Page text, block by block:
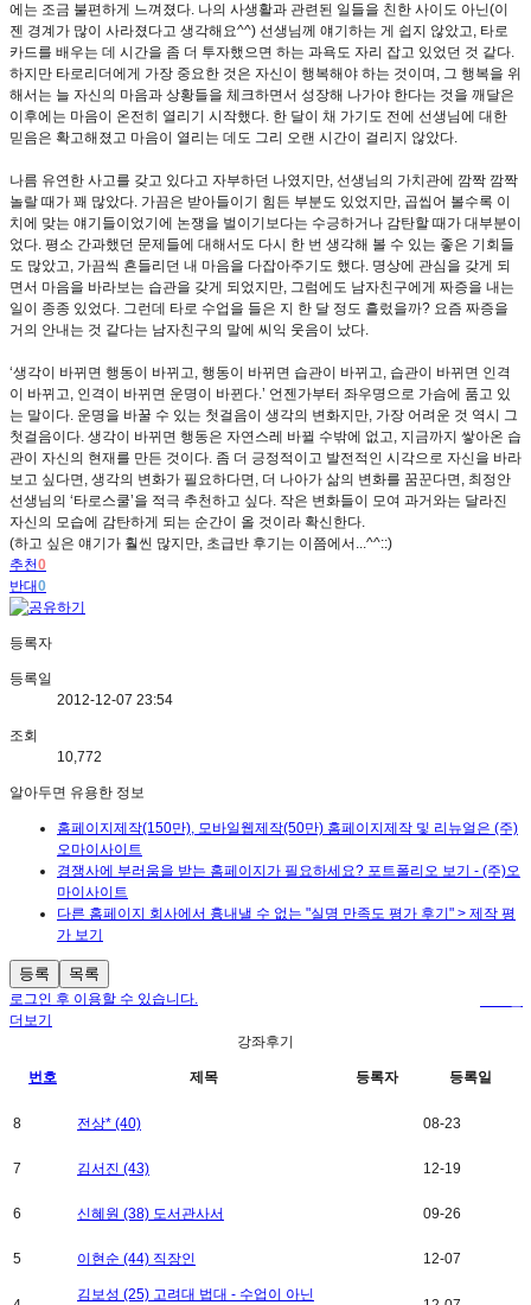
에는 조금 불편하게 느껴졌다. 나의 사생활과 관련된 일들을 친한 사이도 아닌(이
젠 경계가 많이 사라졌다고 생각해요^^) 선생님께 얘기하는 게 쉽지 않았고, 타로
카드를 배우는 데 시간을 좀 더 투자했으면 하는 과욕도 자리 잡고 있었던 것 같다.
하지만 타로리더에게 가장 중요한 것은 자신이 행복해야 하는 것이며, 그 행복을 위
해서는 늘 자신의 마음과 상황들을 체크하면서 성장해 나가야 한다는 것을 깨달은
이후에는 마음이 온전히 열리기 시작했다. 한 달이 채 가기도 전에 선생님에 대한
믿음은 확고해졌고 마음이 열리는 데도 그리 오랜 시간이 걸리지 않았다.
나름 유연한 사고를 갖고 있다고 자부하던 나였지만, 선생님의 가치관에 깜짝 깜짝
놀랄 때가 꽤 많았다. 가끔은 받아들이기 힘든 부분도 있었지만, 곱씹어 볼수록 이
치에 맞는 얘기들이었기에 논쟁을 벌이기보다는 수긍하거나 감탄할 때가 대부분이
었다. 평소 간과했던 문제들에 대해서도 다시 한 번 생각해 볼 수 있는 좋은 기회들
도 많았고, 가끔씩 흔들리던 내 마음을 다잡아주기도 했다. 명상에 관심을 갖게 되
면서 마음을 바라보는 습관을 갖게 되었지만, 그럼에도 남자친구에게 짜증을 내는
일이 종종 있었다. 그런데 타로 수업을 들은 지 한 달 정도 흘렀을까? 요즘 짜증을
거의 안내는 것 같다는 남자친구의 말에 씨익 웃음이 났다.
‘생각이 바뀌면 행동이 바뀌고, 행동이 바뀌면 습관이 바뀌고, 습관이 바뀌면 인격
이 바뀌고, 인격이 바뀌면 운명이 바뀐다.’ 언젠가부터 좌우명으로 가슴에 품고 있
는 말이다. 운명을 바꿀 수 있는 첫걸음이 생각의 변화지만, 가장 어려운 것 역시 그
첫걸음이다. 생각이 바뀌면 행동은 자연스레 바뀔 수밖에 없고, 지금까지 쌓아온 습
관이 자신의 현재를 만든 것이다. 좀 더 긍정적이고 발전적인 시각으로 자신을 바라
보고 싶다면, 생각의 변화가 필요하다면, 더 나아가 삶의 변화를 꿈꾼다면, 최정안
선생님의 ‘타로스쿨’을 적극 추천하고 싶다. 작은 변화들이 모여 과거와는 달라진
자신의 모습에 감탄하게 되는 순간이 올 것이라 확신한다.
(하고 싶은 얘기가 훨씬 많지만, 초급반 후기는 이쯤에서...^^::)
추천0
반대0
등록자
등록일
2012-12-07 23:54
조회
10,772
알아두면 유용한 정보
홈페이지제작(150만), 모바일웹제작(50만) 홈페이지제작 및 리뉴얼은 (주)
오마이사이트
경쟁사에 부러움을 받는 홈페이지가 필요하세요? 포트폴리오 보기 - (주)오
마이사이트
다른 홈페이지 회사에서 흉내낼 수 없는 "실명 만족도 평가 후기" > 제작 평
가 보기
등록 목록
로그인 후 이용할 수 있습니다.
더보기
강좌후기
번호 제목 등록자 등록일
8 전상* (40) 08-23
7 김서진 (43) 12-19
6 신혜원 (38) 도서관사서 09-26
5 이현순 (44) 직장인 12-07
김보성 (25) 고려대 법대 - 수업이 아닌